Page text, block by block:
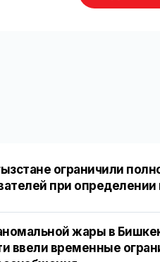
ограничили
при определении
жары в
ввели временные